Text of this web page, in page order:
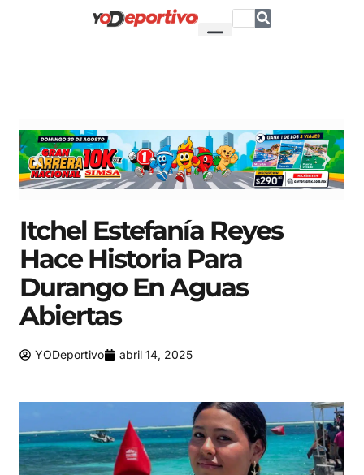
Itchel Estefanía Reyes
Hace Historia Para
Durango En Aguas
Abiertas
YODeportivo abril 14, 2025